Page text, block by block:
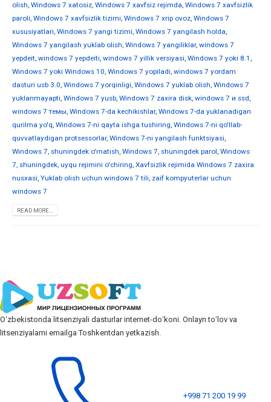
olish, Windows 7 xatosiz, Windows 7 xavfsiz rejimda, Windows 7 xavfsizlik
paroli, Windows 7 xavfsizlik tizimi, Windows 7 xrip ovoz, Windows 7
xususiyatlari, Windows 7 yangi tizimi, Windows 7 yangilash holda,
Windows 7 yangilash yuklab olish, Windows 7 yangiliklar, windows 7
yepdeit, windows 7 yepdeiti, windows 7 yillik versiyasi, Windows 7 yoki 8.1 ,
Windows 7 yoki Windows 10, Windows 7 yopiladi, windows 7 yordam
dasturi usb 3.0, Windows 7 yorqinligi, Windows 7 yuklab olish, Windows 7
yuklanmayapti, Windows 7 yusb, Windows 7 zaxira disk, windows 7 и ssd,
windows 7 темы, Windows 7-da kechikishlar, Windows 7-da yuklanadigan
qurilma yo'q, Windows 7-ni qayta ishga tushiring, Windows 7-ni qo'llab-
quvvatlaydigan protsessorlar, Windows 7-ni yangilash funktsiyasi,
Windows 7, shuningdek o'rnatish, Windows 7, shuningdek parol, Windows
7, shuningdek, uyqu rejimini o'chiring, Xavfsizlik rejimida Windows 7 zaxira
nusxasi, Yuklab olish uchun windows 7 tili, zaif kompyuterlar uchun
windows 7
READ MORE...
Oʻzbekistonda litsenziyali dasturlar internet-doʻkoni. Onlayn toʻlov va
litsenziyalarni emailga Toshkentdan yetkazish.
+998 71 200 19 99